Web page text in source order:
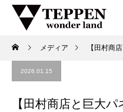
メディア 【田村商
2026.01.15
【田村商店と巨大